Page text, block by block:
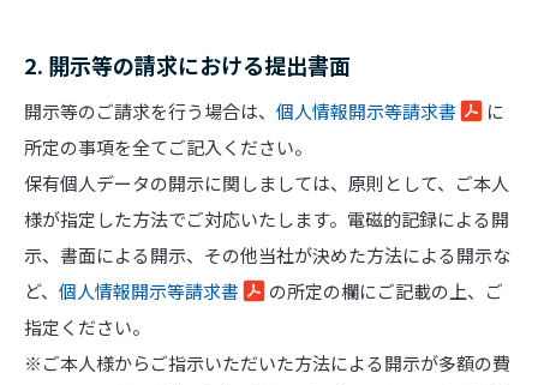
2. 開示等の請求における提出書面
開示等のご請求を行う場合は、 個人情報開示等請求書
に
所定の事項を全てご記入ください。
保有個人データの開示に関しましては、原則として、ご本人
様が指定した方法でご対応いたします。電磁的記録による開
示、書面による開示、その他当社が決めた方法による開示な
ど、 個人情報開示等請求書
の所定の欄にご記載の上、ご
指定ください。
※ご本人様からご指示いただいた方法による開示が多額の費